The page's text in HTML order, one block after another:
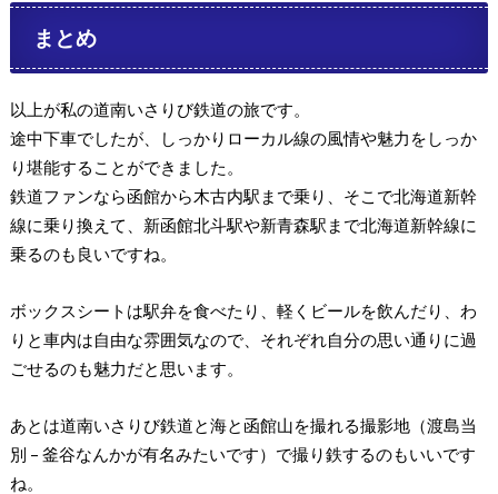
まとめ
以上が私の道南いさりび鉄道の旅です。
途中下車でしたが、しっかりローカル線の風情や魅力をしっか
り堪能することができました。
鉄道ファンなら函館から木古内駅まで乗り、そこで北海道新幹
線に乗り換えて、新函館北斗駅や新青森駅まで北海道新幹線に
乗るのも良いですね。
ボックスシートは駅弁を食べたり、軽くビールを飲んだり、わ
りと車内は自由な雰囲気なので、それぞれ自分の思い通りに過
ごせるのも魅力だと思います。
あとは道南いさりび鉄道と海と函館山を撮れる撮影地（渡島当
別 – 釜谷なんかが有名みたいです）で撮り鉄するのもいいです
ね。